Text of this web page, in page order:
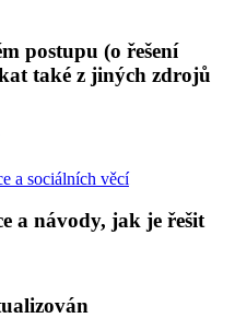
postupu (o řešení
také z jiných zdrojů
a sociálních věcí
a návody, jak je řešit